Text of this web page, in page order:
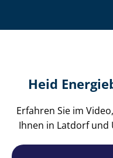
Heid
Erfahren Sie im
Ihnen in Latdorf und